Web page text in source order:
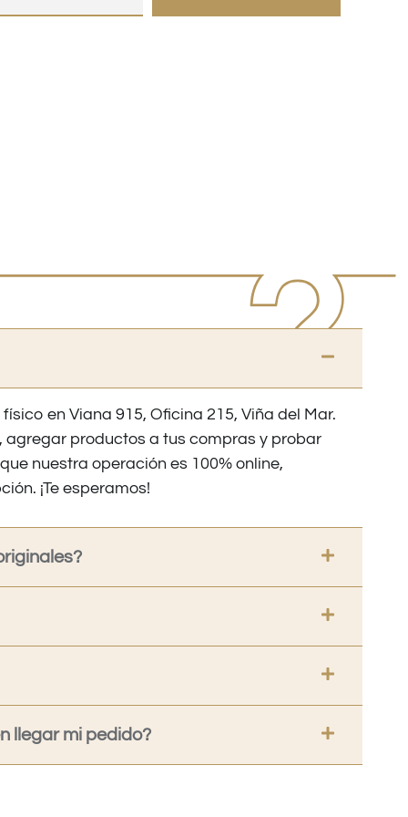
en Viana 915, Oficina 215, Viña del Mar.
agregar productos a tus compras y probar
nuestra operación es 100% online,
¡Te esperamos!
llegar mi pedido?